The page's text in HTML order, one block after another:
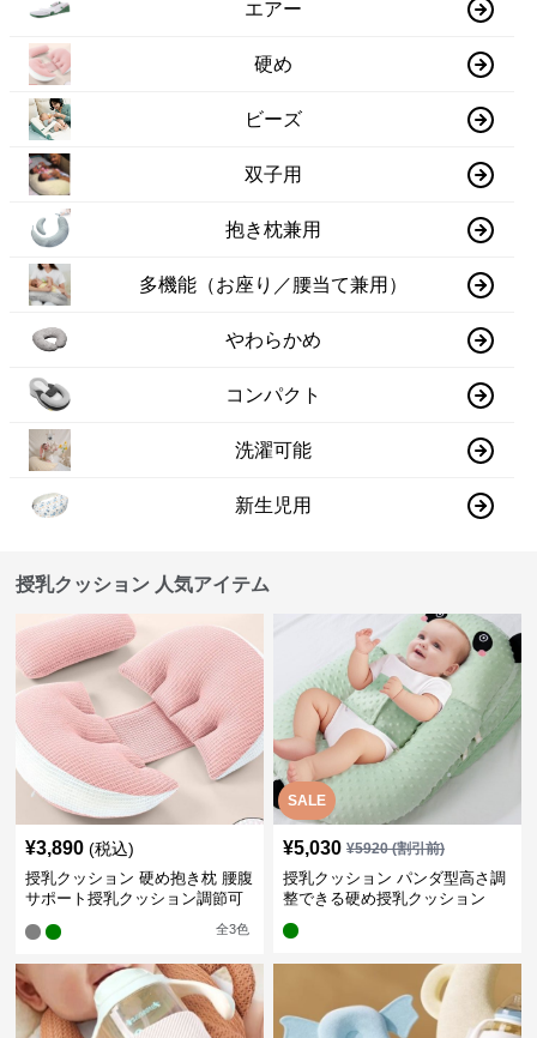
エアー
硬め
ビーズ
双子用
抱き枕兼用
多機能（お座り／腰当て兼用）
やわらかめ
コンパクト
洗濯可能
新生児用
授乳クッション 人気アイテム
¥3,890 (税込)
授乳クッション 硬め抱き枕 腰腹
サポート授乳クッション調節可
全3色
SALE
¥5,030 ¥5920(割引前)
授乳クッション パンダ型高さ調
整できる硬め授乳クッション